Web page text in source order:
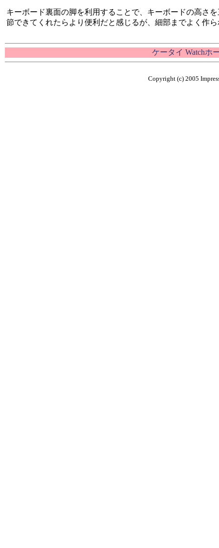
キーボード裏面の脚を利用することで、キーボードの高さ
節できてくれたらより便利だと感じるが、細部までよく作
ケータイ Watchホ
Copyright (c) 2005